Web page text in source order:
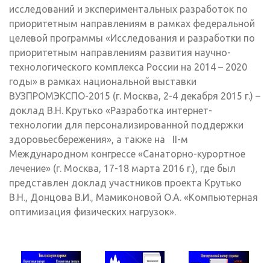
исследований и экспериментальных разработок по
приоритетным направлениям в рамках федеральной
целевой программы «Исследования и разработки по
приоритетным направлениям развития научно-
технологического комплекса России на 2014 – 2020
годы» в рамках национальной выставки
ВУЗПРОМЭКСПО-2015 (г. Москва, 2-4 декабря 2015 г.) –
доклад В.Н. Крутько «Разработка интернет-
технологии для персонализированной поддержки
здоровьесбережения», а также на II-м
Международном конгрессе «Санаторно-курортное
лечение» (г. Москва, 17-18 марта 2016 г.), где был
представлен доклад участников проекта Крутько
В.Н., Донцова В.И., Мамиконовой О.А. «Компьютерная
оптимизация физических нагрузок».